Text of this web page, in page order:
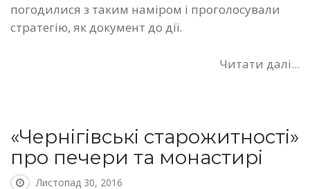
погодилися з таким наміром і проголосували
стратегію, як документ до дії.
Читати далі...
«Чернігівські старожитності»
про печери та монастирі
Листопад 30, 2016